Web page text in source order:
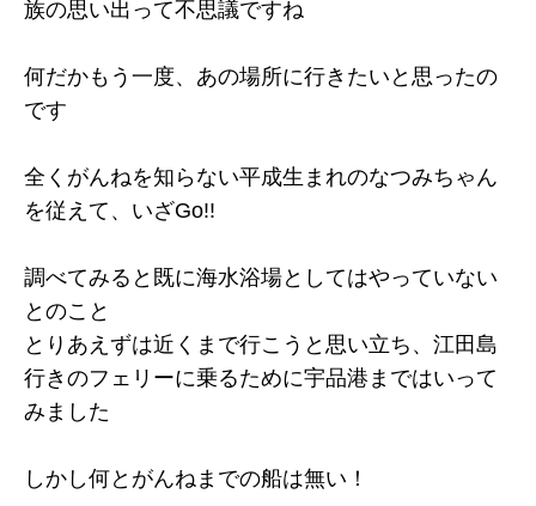
族の思い出って不思議ですね
何だかもう一度、あの場所に行きたいと思ったの
です
全くがんねを知らない平成生まれのなつみちゃん
を従えて、いざGo!!
調べてみると既に海水浴場としてはやっていない
とのこと
とりあえずは近くまで行こうと思い立ち、江田島
行きのフェリーに乗るために宇品港まではいって
みました
しかし何とがんねまでの船は無い！